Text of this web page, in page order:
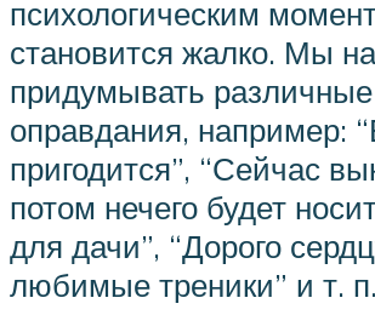
психологическим
становится жалко. Мы
придумывать различные
оправдания, например:
пригодится”, “Сейчас
потом нечего будет
для дачи”, “Дорого
любимые треники” и т. п.